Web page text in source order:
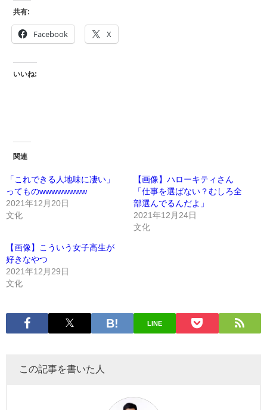
共有:
Facebook X
いいね:
関連
「これできる人地味に凄い」
ってものwwwwwwww
2021年12月20日
文化
【画像】ハローキティさん
「仕事を選ばない？むしろ全
部選んでるんだよ」
2021年12月24日
文化
【画像】こういう女子高生が
好きなやつ
2021年12月29日
文化
LINE
この記事を書いた人